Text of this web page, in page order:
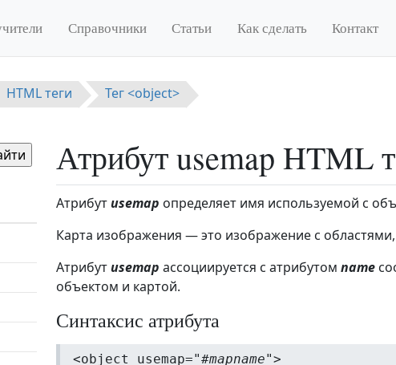
Справочники Статьи Как сделать Контакт
HTML теги Тег <object>
Атрибут usemap HTML
Атрибутusemap определяет имя используемой с
Карта изображения — это изображение с
Атрибутusemap ассоциируется с атрибутом name
объектом и картой.
Синтаксис атрибута
<object usemap="#mapname">